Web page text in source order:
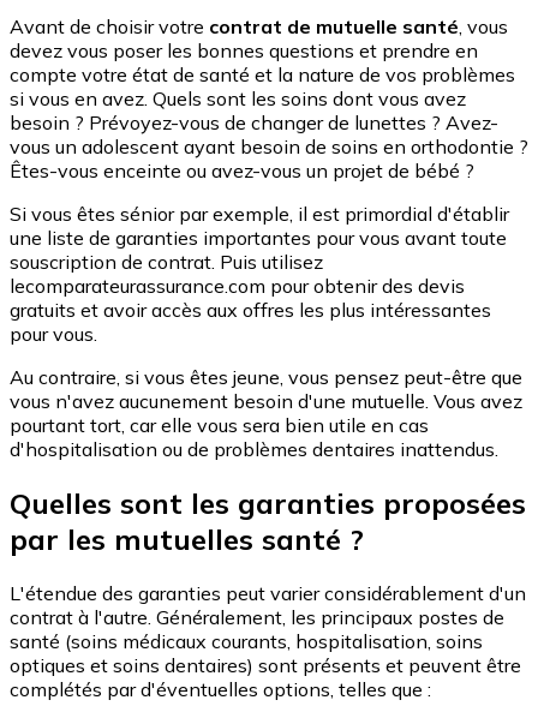
Avant de choisir votre contrat de mutuelle santé , vous
devez vous poser les bonnes questions et prendre en
compte votre état de santé et la nature de vos problèmes
si vous en avez. Quels sont les soins dont vous avez
besoin ? Prévoyez-vous de changer de lunettes ? Avez-
vous un adolescent ayant besoin de soins en orthodontie ?
Êtes-vous enceinte ou avez-vous un projet de bébé ?
Si vous êtes sénior par exemple, il est primordial d'établir
une liste de garanties importantes pour vous avant toute
souscription de contrat. Puis utilisez
lecomparateurassurance.com pour obtenir des devis
gratuits et avoir accès aux offres les plus intéressantes
pour vous.
Au contraire, si vous êtes jeune, vous pensez peut-être que
vous n'avez aucunement besoin d'une mutuelle. Vous avez
pourtant tort, car elle vous sera bien utile en cas
d'hospitalisation ou de problèmes dentaires inattendus.
Quelles sont les garanties proposées
par les mutuelles santé ?
L'étendue des garanties peut varier considérablement d'un
contrat à l'autre. Généralement, les principaux postes de
santé (soins médicaux courants, hospitalisation, soins
optiques et soins dentaires) sont présents et peuvent être
complétés par d'éventuelles options, telles que :